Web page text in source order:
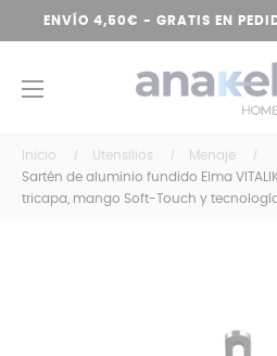
ENVÍO 4,50€ - GRATIS EN
Navegación
☰
Inicio Utensilios
Menaje
Sartén de aluminio fundido Elma
tricapa, mango Soft-Touch y